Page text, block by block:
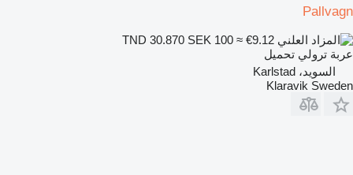
Pallvagn
SEK 100 ≈ €9.12
عربة ترولي تحميل
السويد، Karlstad
Klaravik Sweden